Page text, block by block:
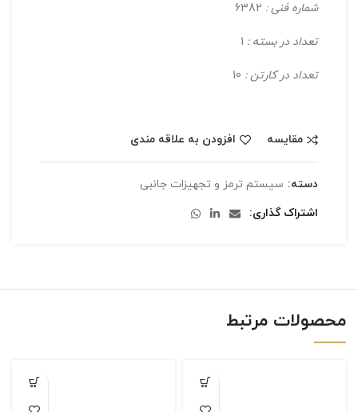
شماره فنی :
تعداد در بسته :
تعداد در کارتن :
مقایسه افزودن به علاقه مندی
دسته: سیستم ترمز و تجهیزات جانبی
اشتراک گذاری
محصولات مرتبط